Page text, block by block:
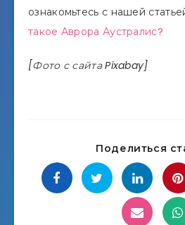
ознакомьтесь с нашей
такое Аврора Аустралис?
[Фото с сайта Pixabay]
Поделиться